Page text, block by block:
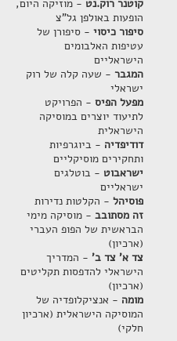
קוטנר רוק.נט - מוזיקה היום,
הופעות באולפן גל"צ
סיפור כיסוי- סיפורן של
עטיפות האלבומים
הישראליים
המגבר- שעה קלה של רוק
ישראלי
מפעל הפיס- הפרויקט
לתיעוד יוצרים במוסיקה
הישראלית
דודיפדיה - ביוגרפיות
ותחקירים מוסיקליים
ישראבוט - בוטלגים
ישראליים
פוסיהל- הקלטות נדירות
זה מסתובב- מוסיקה מימי
הבראשית של הפופ העברי
(ארכיון)
צד א' צד ב'- המדריך
הישראלי להדפסות תקליטים
(ארכיון)
מומה - אנציקלופדיה של
המוסיקה הישראלית (ארכיון
חלקי)